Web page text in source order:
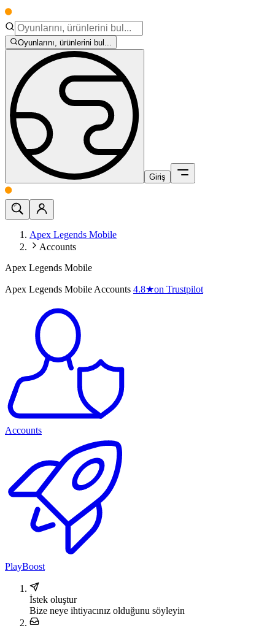
Oyunlarını, ürünlerini bul...
Giriş
Apex Legends Mobile
Accounts
Apex Legends Mobile
Apex Legends Mobile Accounts 4.8★on Trustpilot
Accounts
PlayBoost
İstek oluştur
Bize neye ihtiyacınız olduğunu söyleyin